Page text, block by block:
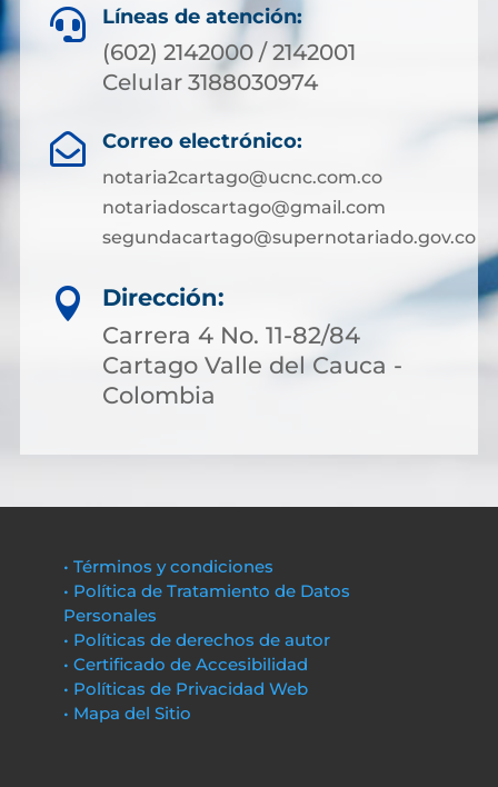
 Líneas de atención:
(602) 2142000 / 2142001
Celular 3188030974
 Correo electrónico:
notaria2cartago@ucnc.com.co
notariadoscartago@gmail.com
segundacartago@supernotariado.gov.co

Dirección:
Carrera 4 No. 11-82/84
Cartago Valle del Cauca -
Colombia
• Términos y condiciones
• Política de Tratamiento de Datos
Personales
• Políticas de derechos de autor
• Certificado de Accesibilidad
• Políticas de Privacidad Web
• Mapa del Sitio